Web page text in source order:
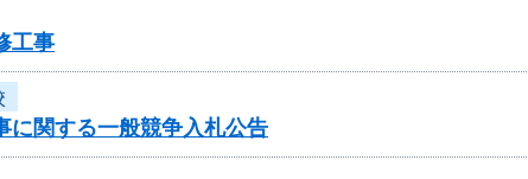
工事
に関する一般競争入札公告